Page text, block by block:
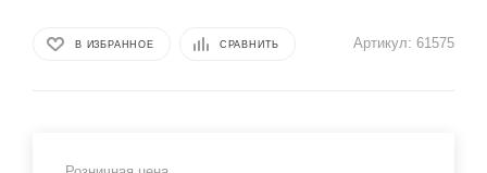
В ИЗБРАННОЕ СРАВНИТЬ Артикул: 61575